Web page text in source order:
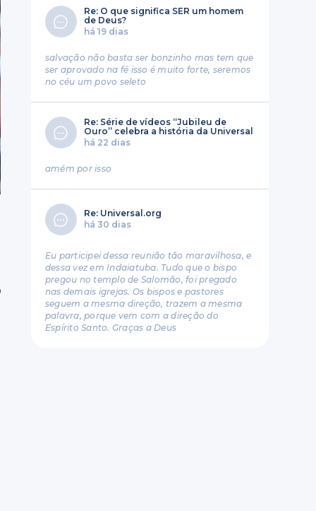
Re: O que significa SER um homem
de Deus?
há 19 dias
salvação não basta ser bonzinho mas tem que
ser aprovado na fé isso é muito forte, seremos
no céu um povo seleto
Re: Série de vídeos “Jubileu de
Ouro” celebra a história da Universal
há 22 dias
amém por isso
Re: Universal.org
há 30 dias
Eu participei dessa reunião tão maravilhosa, e
dessa vez em Indaiatuba. Tudo que o bispo
pregou no templo de Salomão, foi pregado
nas demais igrejas. Os bispos e pastores
seguem a mesma direção, trazem a mesma
palavra, porque vem com a direção do
Espírito Santo. Graças a Deus